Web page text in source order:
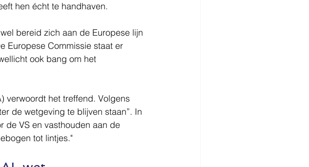
hen écht te handhaven.
bereid zich aan de Europese lijn
Europese Commissie staat er
ook bang om het
verwoordt het treffend. Volgens
de wetgeving te blijven staan”. In
de VS en vasthouden aan de
tot lintjes."